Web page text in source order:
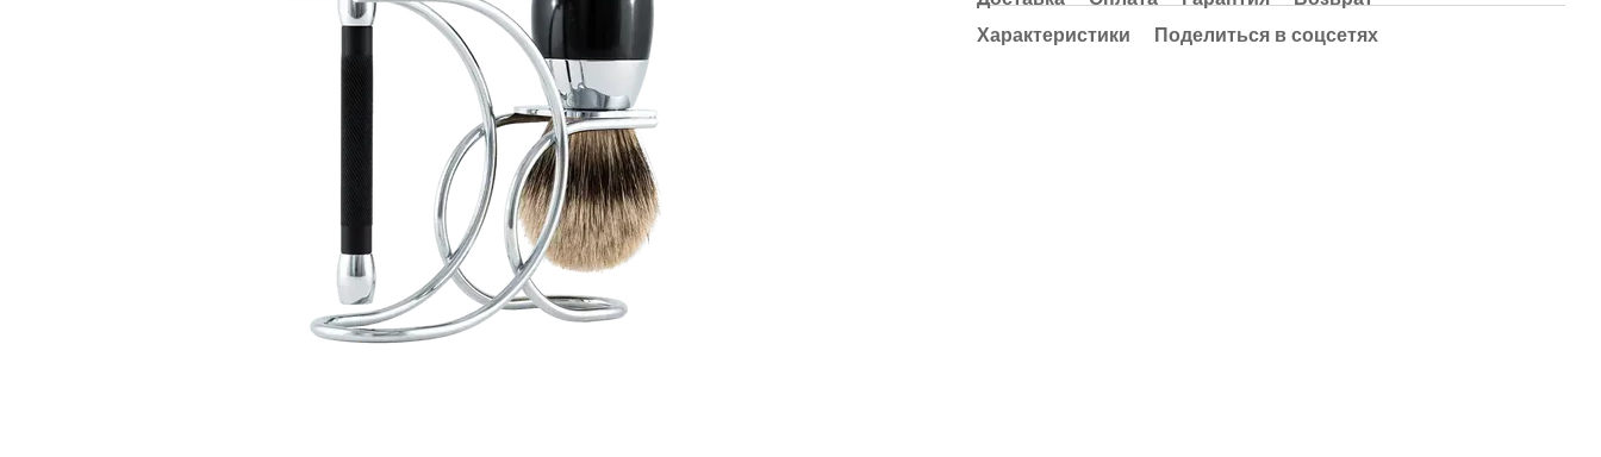
Характеристики
Поделиться в соцсетях